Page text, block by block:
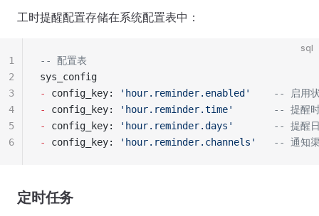
工时提醒配置存储在系统配置表中：
sql
-- 配置表
sys_config
-
config_key: 'hour.reminder.enabled'
-- 启用
-
config_key: 'hour.reminder.time'
-- 提醒
-
config_key: 'hour.reminder.days'
-- 提醒
-
config_key: 'hour.reminder.channels'
-- 通知
1
2
3
4
5
6
定时任务